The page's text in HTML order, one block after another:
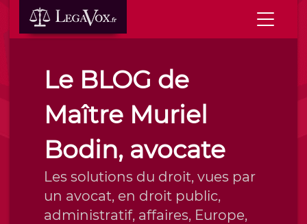
Le BLOG de
Maître Muriel
Bodin, avocate
Les solutions du droit, vues par
un avocat, en droit public,
administratif, affaires, Europe,